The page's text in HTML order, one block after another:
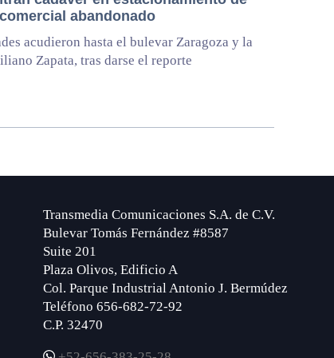
abandonado
acudieron hasta el bulevar Zaragoza y la
Zapata, tras darse el reporte
Transmedia Comunicaciones S.A. de C.V.
Bulevar Tomás Fernández #8587
Suite 201
Plaza Olivos, Edificio A
Col. Parque Industrial Antonio J. Bermúdez
Teléfono 656-682-72-92
C.P. 32470